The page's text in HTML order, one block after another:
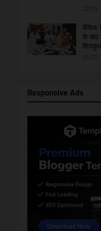
बेसिक
के बाद
Responsive Ads